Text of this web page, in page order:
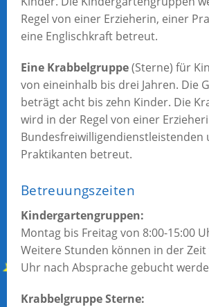
Regel von einer Erzieherin, einer
eine Englischkraft betreut.
Eine Krabbelgruppe(Sterne) für
von eineinhalb bis drei Jahren. Die
beträgt acht bis zehn Kinder. Die
wird in der Regel von einer
Bundesfreiwilligendienstleistenden
Praktikanten betreut.
Betreuungszeiten
Kindergartengruppen:
Montag bis Freitag von 8:00-15:00
Weitere Stunden können in der Zeit
Uhr nach Absprache gebucht
Krabbelgruppe Sterne: